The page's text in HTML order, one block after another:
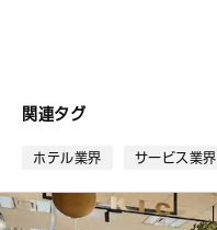
関連タグ
ホテル業界 サービス業界